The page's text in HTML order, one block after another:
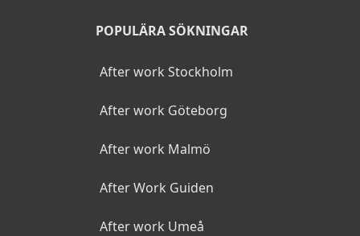
POPULÄRA SÖKNINGAR
After work Stockholm
After work Göteborg
After work Malmö
After Work Guiden
After work Umeå